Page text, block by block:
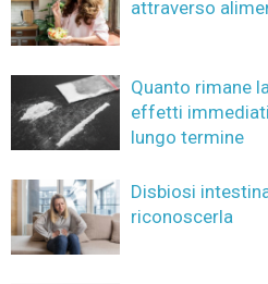
attraverso
Quanto rimane
effetti
lungo termine
Disbiosi
riconoscerla